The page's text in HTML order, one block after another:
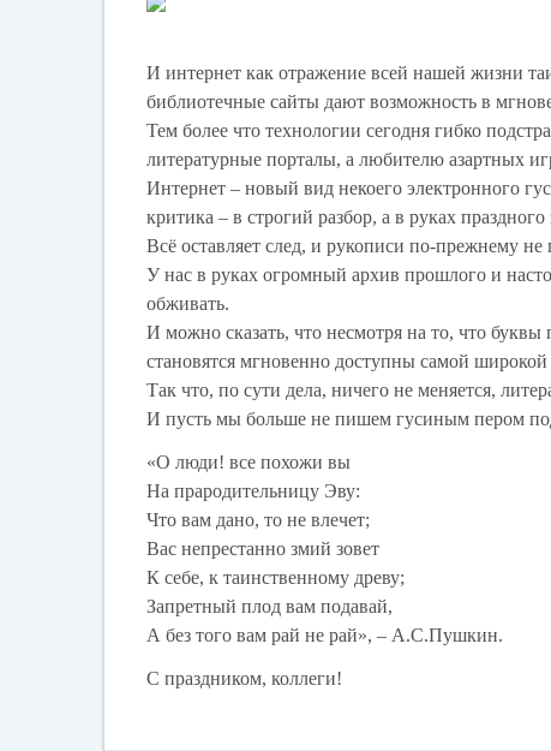
И интернет как отражение всей нашей жизни
библиотечные сайты дают возможность в
Тем более что технологии сегодня гибко
литературные порталы, а любителю азартных
Интернет – новый вид некоего электронного
критика – в строгий разбор, а в руках
Всё оставляет след, и рукописи по-прежнему не
У нас в руках огромный архив прошлого и
обживать.
И можно сказать, что несмотря на то, что буквы
становятся мгновенно доступны самой
Так что, по сути дела, ничего не меняется,
И пусть мы больше не пишем гусиным пером
«О люди! все похожи вы
На прародительницу Эву:
Что вам дано, то не влечет;
Вас непрестанно змий зовет
К себе, к таинственному древу;
Запретный плод вам подавай,
А без того вам рай не рай», – А.С.Пушкин.
С праздником, коллеги!